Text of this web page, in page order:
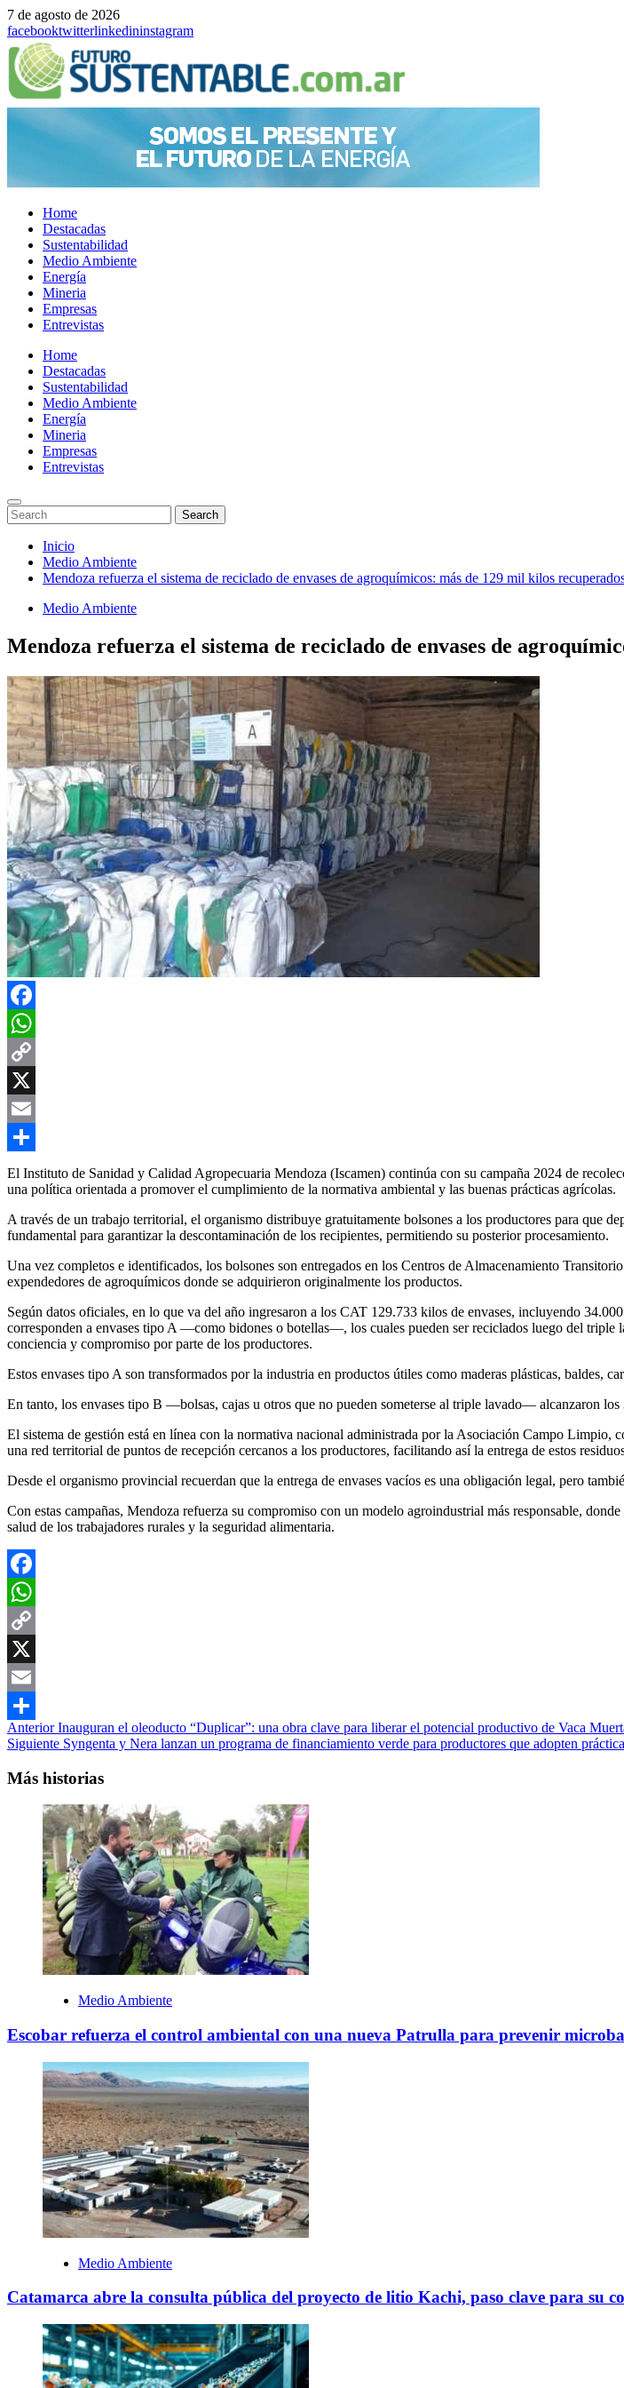
7 de agosto de 2026
facebooktwitterlinkedininstagram
Home
Destacadas
Sustentabilidad
Medio Ambiente
Energía
Mineria
Empresas
Entrevistas
Menu
Home
Destacadas
Sustentabilidad
Medio Ambiente
Energía
Mineria
Empresas
Entrevistas
Enter
Keyword
Search
for:
Search
Search
Saltar
contenido
Inicio
Medio Ambiente
Mendoza refuerza el sistema de reciclado de envases de agroquímicos: más de 129 mil kilos
Medio Ambiente
Mendoza refuerza el sistema de reciclado de envases de
Facebook
WhatsApp
Copy
Link
X
Email
Compartir
El Instituto de Sanidad y Calidad Agropecuaria Mendoza (Iscamen) continúa con su campaña 2024 de
una política orientada a promover el cumplimiento de la normativa ambiental y las buenas prácticas agrícolas.
A través de un trabajo territorial, el organismo distribuye gratuitamente bolsones a los productores para que
fundamental para garantizar la descontaminación de los recipientes, permitiendo su posterior procesamiento.
Una vez completos e identificados, los bolsones son entregados en los Centros de Almacenamiento
expendedores de agroquímicos donde se adquirieron originalmente los productos.
Según datos oficiales, en lo que va del año ingresaron a los CAT 129.733 kilos de envases, incluyendo
corresponden a envases tipo A —como bidones o botellas—, los cuales pueden ser reciclados luego del
conciencia y compromiso por parte de los productores.
Estos envases tipo A son transformados por la industria en productos útiles como maderas plásticas, baldes,
En tanto, los envases tipo B —bolsas, cajas u otros que no pueden someterse al triple lavado— alcanzaron
El sistema de gestión está en línea con la normativa nacional administrada por la Asociación Campo
una red territorial de puntos de recepción cercanos a los productores, facilitando así la entrega de estos
Desde el organismo provincial recuerdan que la entrega de envases vacíos es una obligación legal, pero
Con estas campañas, Mendoza refuerza su compromiso con un modelo agroindustrial más responsable,
salud de los trabajadores rurales y la seguridad alimentaria.
Facebook
WhatsApp
Copy
Link
X
Email
Compartir
Navegación
de
entradas
AnteriorInauguran el oleoducto “Duplicar”: una obra clave para liberar el potencial productivo de Vaca
Siguiente Syngenta y Nera lanzan un programa de financiamiento verde para productores que adopten
Más historias
Medio Ambiente
Escobar refuerza el control ambiental con una nueva Patrulla para prevenir
Medio Ambiente
Catamarca abre la consulta pública del proyecto de litio Kachi, paso clave para su